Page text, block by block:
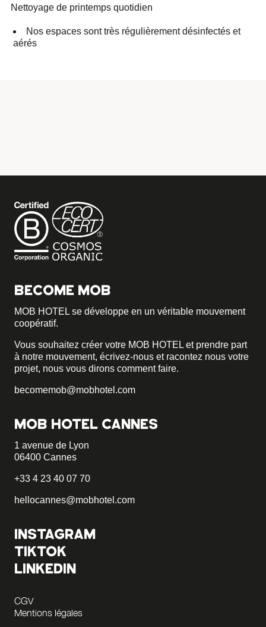
Nettoyage de printemps quotidien
Nos espaces sont très régulièrement désinfectés et
aérés
BECOME MOB
MOB HOTEL se développe en un véritable mouvement
coopératif.
Vous souhaitez créer votre MOB HOTEL et prendre part
à notre mouvement, écrivez-nous et racontez nous votre
projet, nous vous dirons comment faire.
becomemob@mobhotel.com
MOB HOTEL CANNES
1 avenue de Lyon
06400 Cannes
+33 4 23 40 07 70
hellocannes@mobhotel.com
INSTAGRAM
TIKTOK
LINKEDIN
CGV
Mentions légales